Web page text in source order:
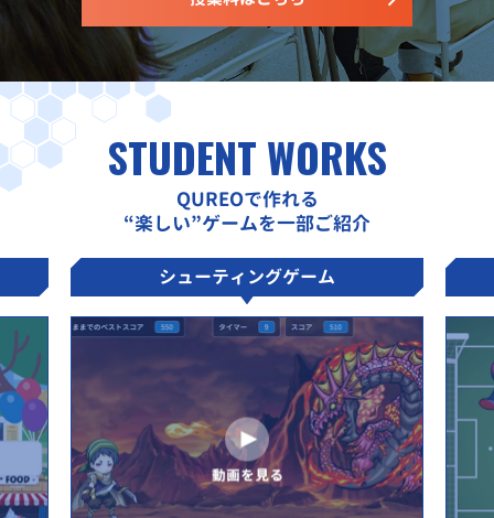
STUDENT WORKS
QUREOで作れる
“楽しい”ゲームを一部ご紹介
シューティングゲーム